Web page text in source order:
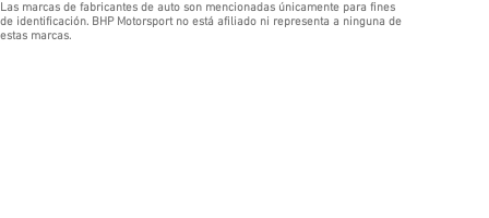
Las marcas de fabricantes de auto son mencionadas únicamente para fines
de identificación. BHP Motorsport no está afiliado ni representa a ninguna de
estas marcas.